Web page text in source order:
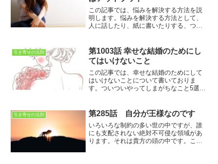
この記事では、悩みを解決する方法を説
明します。悩みを解決する方法として、
人に話したり、紙に書いたりする、つま
ことが出来るのです
引き寄せの法則
第1003話 幸せな結婚のためにし
てはいけないこと
この記事では、幸せな結婚のためにして
はいけないことについて書いておりま
す。ついついやってしまがちなこと5選を
となので、やったら不幸になるというも
のではありません。
引き寄せの法則 第285話 自分が王様なのです
いろいろな制約の多い世の中ですが、誰
にも支配されない絶対不可侵な領域があ
ります。それは貴方の頭の中です。ここ